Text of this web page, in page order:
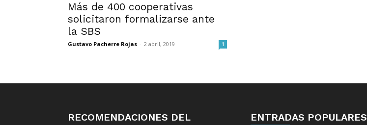
Más de 400 cooperativas
solicitaron formalizarse ante
la SBS
Gustavo Pacherre Rojas - 2 abril, 2019 1
RECOMENDACIONES DEL
ENTRADAS POPULARES